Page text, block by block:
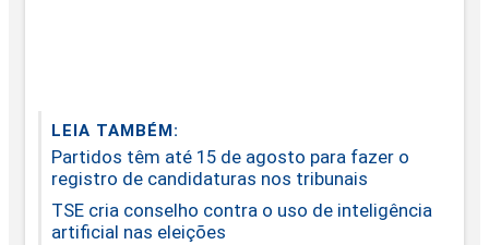
LEIA TAMBÉM:
Partidos têm até 15 de agosto para fazer o
registro de candidaturas nos tribunais
TSE cria conselho contra o uso de inteligência
artificial nas eleições